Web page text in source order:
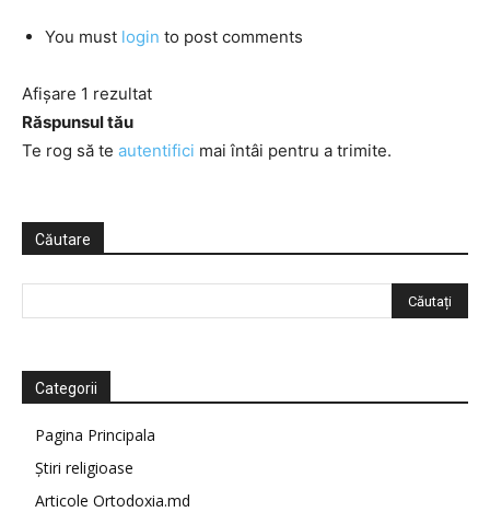
You must login to post comments
Afișare 1 rezultat
Răspunsul tău
Te rog să te autentifici mai întâi pentru a trimite.
Căutare
Categorii
Pagina Principala
Știri religioase
Articole Ortodoxia.md